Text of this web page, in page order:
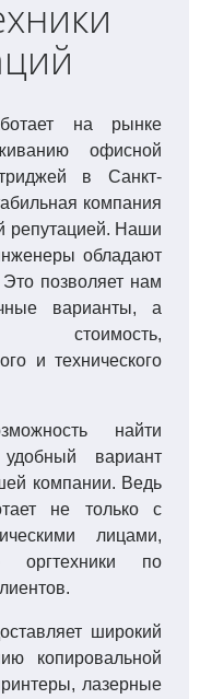
на рынке
офисной
в Санкт-
компания
репутацией. Наши
обладают
позволяет нам
варианты, а
стоимость,
и технического
найти
вариант
компании. Ведь
не только с
лицами,
оргтехники по
широкий
копировальной
лазерные